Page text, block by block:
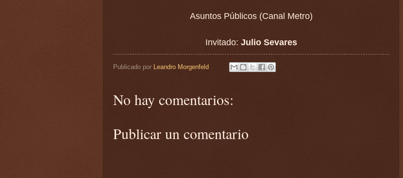
Asuntos Públicos (Canal Metro)
Invitado: Julio Sevares
Publicado por Leandro Morgenfeld
No hay comentarios:
Publicar un comentario